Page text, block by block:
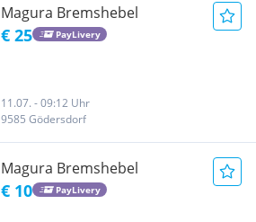
Magura Bremshebel
€ 25 PayLivery
11.07. - 09:12 Uhr
9585 Gödersdorf
Magura Bremshebel
€ 10 PayLivery